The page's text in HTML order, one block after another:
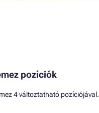
pozíciók
4 változtatható pozíciójával.